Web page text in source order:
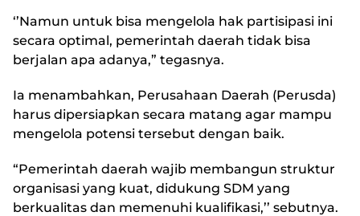
‘’Namun untuk bisa mengelola hak partisipasi ini
secara optimal, pemerintah daerah tidak bisa
berjalan apa adanya,” tegasnya.
Ia menambahkan, Perusahaan Daerah (Perusda)
harus dipersiapkan secara matang agar mampu
mengelola potensi tersebut dengan baik.
“Pemerintah daerah wajib membangun struktur
organisasi yang kuat, didukung SDM yang
berkualitas dan memenuhi kualifikasi,’’ sebutnya.